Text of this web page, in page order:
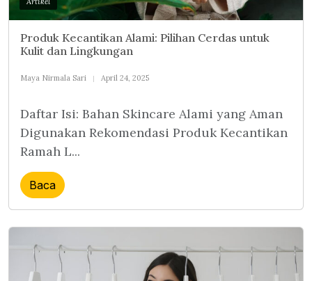
Produk Kecantikan Alami: Pilihan Cerdas untuk
Kulit dan Lingkungan
Maya Nirmala Sari April 24, 2025
Daftar Isi: Bahan Skincare Alami yang Aman
Digunakan Rekomendasi Produk Kecantikan
Ramah L...
Baca